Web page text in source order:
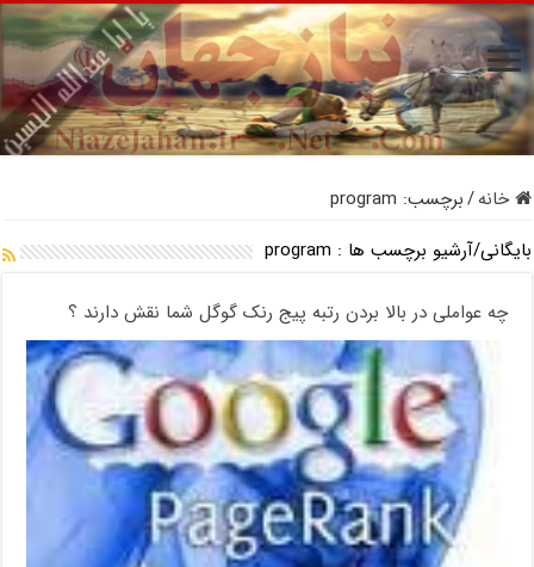
خانه/برچسب: program
بایگانی/آرشیو برچسب ها : program
چه عواملی در بالا بردن رتبه پیج رنک گوگل شما نقش دارند ؟